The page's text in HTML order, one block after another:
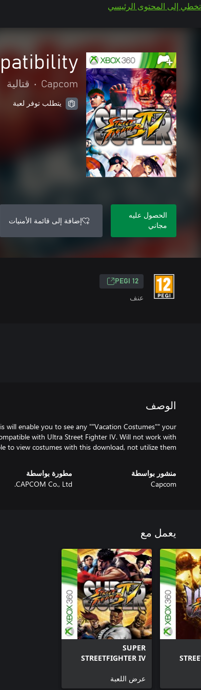
تخطي إلى المحتوى الرئيسي
Capcom
• قتالية
يتطلب توفر لعبة
الحصول عليه
مجاني
إضافة إلى قائمة الأمنيات
PEGI 12
عنف
الوصف
will enable you to see any ""Vacation Costumes"" your
with Ultra Street Fighter IV. Will not work with
to view costumes with this download, not utilize them.
منشور بواسطة
Capcom
مطورة بواسطة
CAPCOM Co., Ltd.
يعمل مع
SUPER
STREETFIGHTER IV
عرض اللعبة